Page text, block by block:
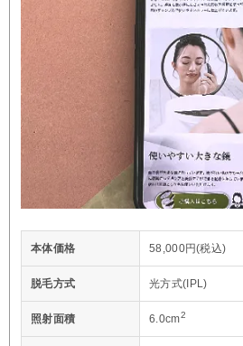
本体価格 58,000円(税込)
脱毛方式 光方式(IPL)
照射面積 6.0cm2